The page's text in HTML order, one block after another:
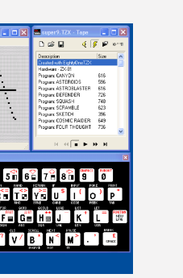
[GK] Mistfall Hunter : déjà
[GK] Wo Long 2 évolue
[GK] Crossfire : un TPS à
[LS] [PS5] Premiers
[Mo5] DOOM arrive en
[GK] Bethesda fête les 30
[GK] Roblox : l'action en
[GK] Agenda - GeForce
[GK] Devolver Digital en a
[LS] [PS5] ps5-y2jb-